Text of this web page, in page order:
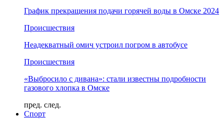
График прекращения подачи горячей воды в Омске 2024
Происшествия
Неадекватный омич устроил погром в автобусе
Происшествия
«Выбросило с дивана»: стали известны подробности
газового хлопка в Омске
пред. след.
Спорт